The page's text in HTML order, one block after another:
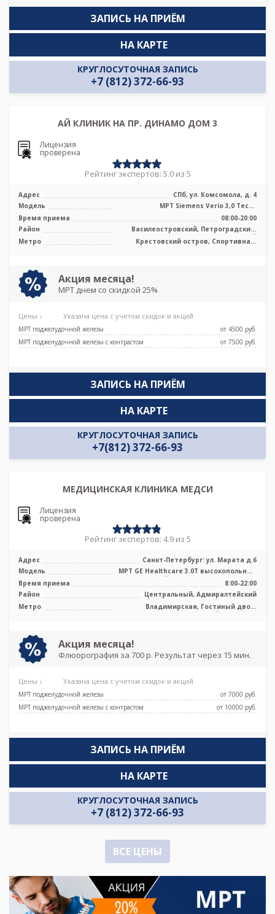
ЗАПИСЬ НА ПРИЁМ
КРУГЛОСУТОЧНАЯ ЗАПИСЬ
+7 (812) 372-66-93
НА КАРТЕ
АЙ КЛИНИК НА ПР. ДИНАМО ДОМ 3
Лицензия
проверена
Рейтинг экспертов: 5.0 из 5
Адрес
СПб, ул. Комсомола, д. 4
Модель
МРТ Siemens Verio 3,0 Тесла
полуоткрытого типа
Время приема
08:00-20:00
Район
Василеостровский, Петроградский,
Приморский
Метро
Крестовский остров, Спортивная,
Акция месяца!
МРТ днем со скидкой 25%
Цены ↓ Указана цена с учетом скидок и акций
МРТ поджелудочной железы
от 4500 pуб.
МРТ поджелудочной железы с контрастом
от 7500 pуб.
ЗАПИСЬ НА ПРИЁМ
КРУГЛОСУТОЧНАЯ ЗАПИСЬ
+7(812) 372-66-93
НА КАРТЕ
МЕДИЦИНСКАЯ КЛИНИКА МЕДСИ
Лицензия
проверена
Рейтинг экспертов: 4.9 из 5
Адрес
Санкт-Петербург: ул. Марата д.6
Модель
МРТ GЕ Healthcare 3.0T высокопольный
закрытый тип, КТ Philips Ingenuit ...
Время приема
8:00-22:00
Район
Центральный, Адмиралтейский
Метро
Владимирская, Гостиный двор,
Достоевская, Лиговский проспект,
Акция месяца!
Флюорография за 700 р. Результат через 15 мин.
Цены ↓ Указана цена с учетом скидок и акций
МРТ поджелудочной железы
от 7000 pуб.
МРТ поджелудочной железы с контрастом
от 10000 pуб.
ЗАПИСЬ НА ПРИЁМ
КРУГЛОСУТОЧНАЯ ЗАПИСЬ
+7 (812) 372-66-93
НА КАРТЕ
ВСЕ ЦЕНЫ